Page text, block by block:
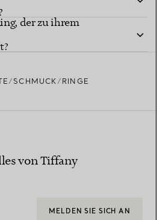
der zu ihrem
SCHMUCK RINGE
von Tiffany
MELDEN SIE SICH AN